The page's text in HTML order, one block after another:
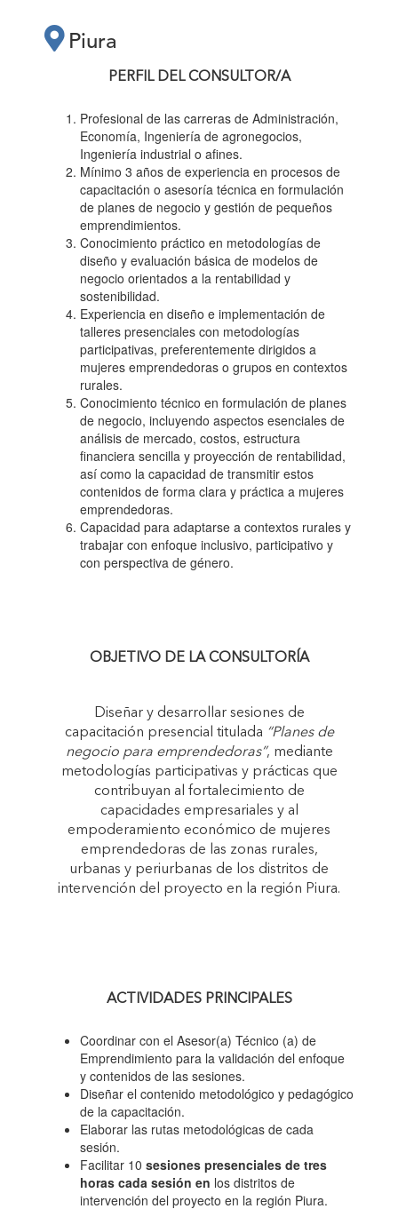
“PLANES DE
NEGOCIO PARA
EMPRENDEDORAS”"
Piura
PERFIL DEL CONSULTOR/A
Profesional de las carreras de Administración,
Economía, Ingeniería de agronegocios,
Ingeniería industrial o afines.
Mínimo 3 años de experiencia en procesos de
capacitación o asesoría técnica en formulación
de planes de negocio y gestión de pequeños
emprendimientos.
Conocimiento práctico en metodologías de
diseño y evaluación básica de modelos de
negocio orientados a la rentabilidad y
sostenibilidad.
Experiencia en diseño e implementación de
talleres presenciales con metodologías
participativas, preferentemente dirigidos a
mujeres emprendedoras o grupos en contextos
rurales.
Conocimiento técnico en formulación de planes
de negocio, incluyendo aspectos esenciales de
análisis de mercado, costos, estructura
financiera sencilla y proyección de rentabilidad,
así como la capacidad de transmitir estos
contenidos de forma clara y práctica a mujeres
emprendedoras.
Capacidad para adaptarse a contextos rurales y
trabajar con enfoque inclusivo, participativo y
con perspectiva de género.
OBJETIVO DE LA CONSULTORÍA
Diseñar y desarrollar sesiones de
capacitación presencial titulada “Planes de
negocio para emprendedoras”, mediante
metodologías participativas y prácticas que
contribuyan al fortalecimiento de
capacidades empresariales y al
empoderamiento económico de mujeres
emprendedoras de las zonas rurales,
urbanas y periurbanas de los distritos de
intervención del proyecto en la región Piura.
ACTIVIDADES PRINCIPALES
Coordinar con el Asesor(a) Técnico (a) de
Emprendimiento para la validación del enfoque
y contenidos de las sesiones.
Diseñar el contenido metodológico y pedagógico
de la capacitación.
Elaborar las rutas metodológicas de cada
sesión.
Facilitar 10 sesiones presenciales de tres
horas cada sesión en los distritos de
intervención del proyecto en la región Piura.